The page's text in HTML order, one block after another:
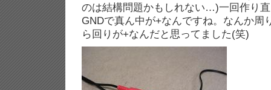
のは結構問題かもしれない…)一回作り
GNDで真ん中が+なんですね。なんか周
ら回りが+なんだと思ってました(笑)